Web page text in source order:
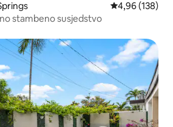
Prosječna
4,96 (138)
stambeno susjedstvo